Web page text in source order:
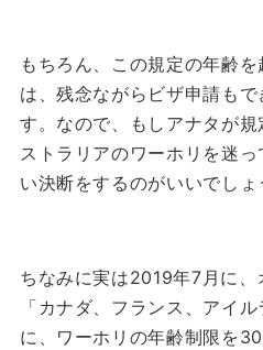
もちろん、この規定の年齢
は、残念ながらビザ申請も
す。 なので、もしアナタが
ストラリアのワーホリを迷
い決断をするのがいいでしょ
ちなみに実は2019年7月に、
「カナダ、フランス、アイ
に、ワーホリの年齢制限を